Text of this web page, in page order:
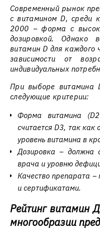
Современный рынок
с витамином D, среди
2000 – форма с
дозировкой. Однако
витамин D для
зависимости от
индивидуальных
При выборе витамина
следующие критерии:
Форма витамина
считается D3, так
уровень витамина в
Дозировка – должна
врача и уровню
Качество препарата –
и сертификатами.
Рейтинг витамин
многообразии